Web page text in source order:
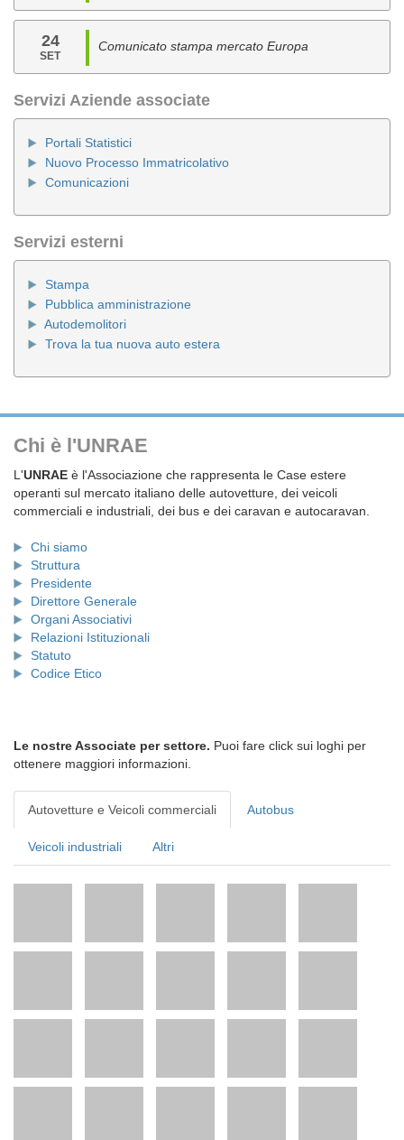
24
SET
Comunicato stampa mercato Europa
Servizi Aziende associate
Portali Statistici
Nuovo Processo Immatricolativo
Comunicazioni
Servizi esterni
Stampa
Pubblica amministrazione
Autodemolitori
Trova la tua nuova auto estera
Chi è l'UNRAE
L'UNRAE è l'Associazione che rappresenta le Case estere
operanti sul mercato italiano delle autovetture, dei veicoli
commerciali e industriali, dei bus e dei caravan e autocaravan.
Chi siamo
Struttura
Presidente
Direttore Generale
Organi Associativi
Relazioni Istituzionali
Statuto
Codice Etico
Le nostre Associate per settore. Puoi fare click sui loghi per
ottenere maggiori informazioni.
Autovetture e Veicoli commerciali Autobus
Veicoli industriali Altri